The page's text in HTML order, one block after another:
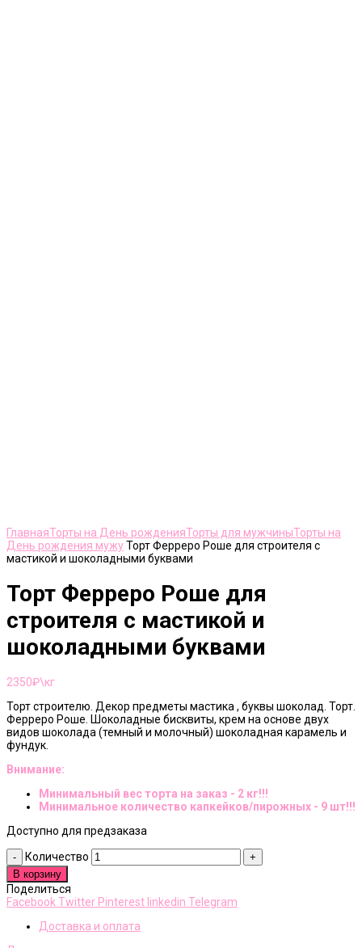
ГлавнаяТорты на День рожденияТорты для мужчиныТорты на
День рождения мужуТорт Ферреро Роше для строителя с
мастикой и шоколадными буквами
Торт Ферреро Роше для
строителя с мастикой и
шоколадными буквами
2350₽\кг
Торт строителю. Декор предметы мастика , буквы шоколад. Торт.
Ферреро Роше. Шоколадные бисквиты, крем на основе двух
видов шоколада (темный и молочный) шоколадная карамель и
фундук.
Внимание:
Минимальный вес торта на заказ - 2 кг!!!
Минимальное количество капкейков/пирожных - 9 шт!!!
Доступно для предзаказа
Количество
В корзину
Поделиться
Facebook Twitter Pinterest linkedin Telegram
Доставка и оплата